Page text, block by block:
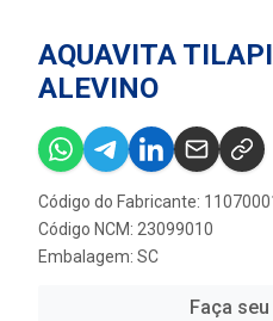
AQUAVITA
ALEVINO
Código do Fabricante:
Código NCM: 23099010
Embalagem: SC
Faça